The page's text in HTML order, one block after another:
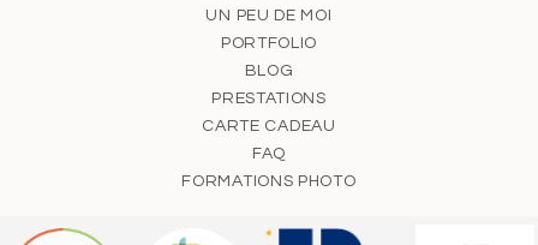
UN PEU DE MOI
PORTFOLIO
BLOG
PRESTATIONS
CARTE CADEAU
FAQ
FORMATIONS PHOTO